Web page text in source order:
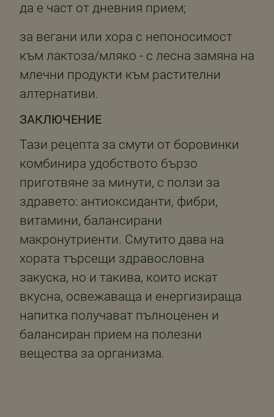
да е част от дневния прием;
за вегани или хора с непоносимост
към лактоза/мляко - с лесна замяна на
млечни продукти към растителни
алтернативи.
ЗАКЛЮЧЕНИЕ
Тази рецепта за смути от боровинки
комбинира удобството бързо
приготвяне за минути, с ползи за
здравето: антиоксиданти, фибри,
витамини, балансирани
макронутриенти. Смутито дава на
хората търсещи здравословна
закуска, но и такива, които искат
вкусна, освежаваща и енергизираща
напитка получават пълноценен и
балансиран прием на полезни
вещества за организма.